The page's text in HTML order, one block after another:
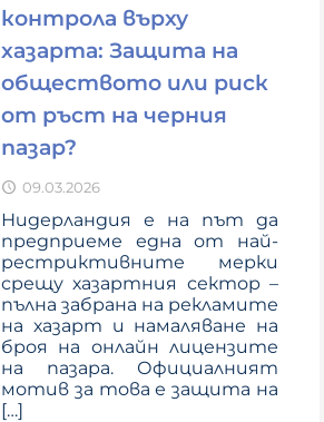
контрола върху
хазарта: Защита на
обществото или риск
от ръст на черния
пазар?
09.03.2026
Нидерландия е на път да
предприеме една от най-
рестриктивните мерки
срещу хазартния сектор –
пълна забрана на рекламите
на хазарт и намаляване на
броя на онлайн лицензите
на пазара. Официалният
мотив за това е защита на
[…]